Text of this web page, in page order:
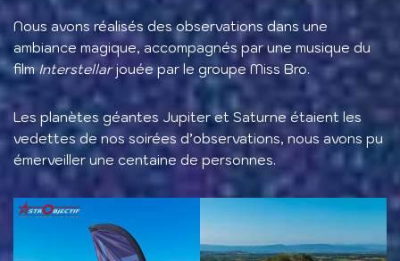
Nous avons réalisés des observations dans une
ambiance magique, accompagnés par une musique du
filmInterstellarjouée par le groupe Miss Bro.
Les planètes géantes Jupiter et Saturne étaient les
vedettes de nos soirées d’observations, nous avons pu
émerveiller une centaine de personnes.